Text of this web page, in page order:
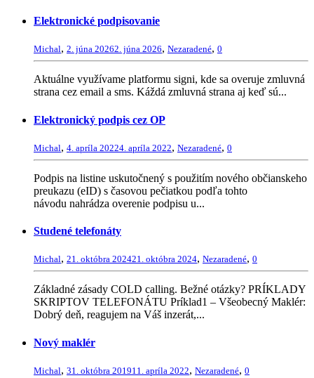
Elektronické podpisovanie
Michal, 2. júna 20262. júna 2026, Nezaradené, 0
Aktuálne využívame platformu signi, kde sa overuje zmluvná
strana cez email a sms. Káždá zmluvná strana aj keď sú...
Elektronický podpis cez OP
Michal, 4. apríla 20224. apríla 2022, Nezaradené, 0
Podpis na listine uskutočnený s použitím nového občianskeho
preukazu (eID) s časovou pečiatkou podľa tohto
návodu nahrádza overenie podpisu u...
Studené telefonáty
Michal, 21. októbra 202421. októbra 2024, Nezaradené, 0
Základné zásady COLD calling. Bežné otázky? PRÍKLADY
SKRIPTOV TELEFONÁTU Príklad1 – Všeobecný Maklér:
Dobrý deň, reagujem na Váš inzerát,...
Nový maklér
Michal, 31. októbra 201911. apríla 2022, Nezaradené, 0